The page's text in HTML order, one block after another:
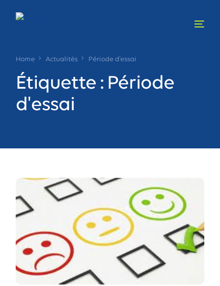
Home Actualités Période d'essai
Étiquette : Période
d'essai